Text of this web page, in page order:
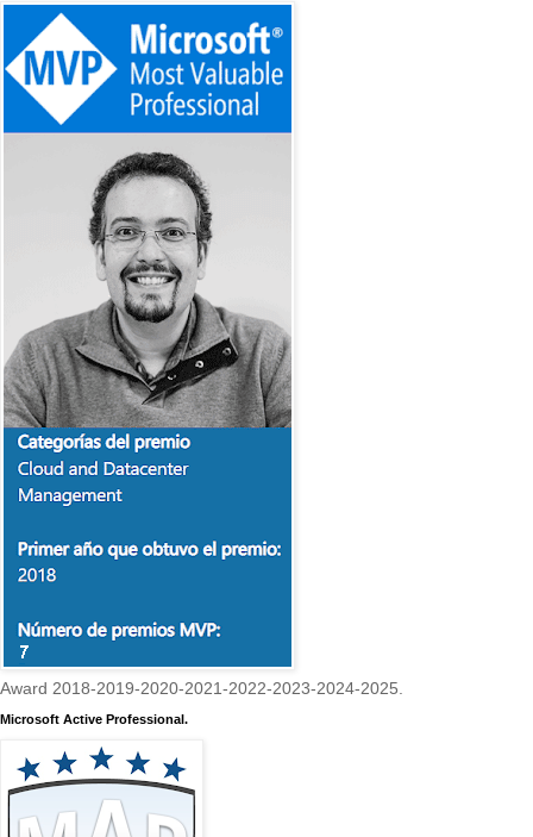
Award 2018-2019-2020-2021-2022-2023-2024-2025.
Microsoft Active Professional.